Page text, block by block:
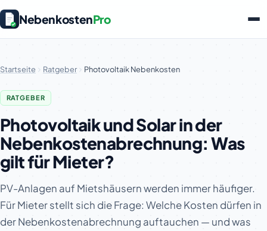
NebenkostenPro
Startseite Ratgeber Photovoltaik Nebenkosten
RATGEBER
Photovoltaik und Solar in der
Nebenkostenabrechnung: Was
gilt für Mieter?
PV-Anlagen auf Mietshäusern werden immer häufiger.
Für Mieter stellt sich die Frage: Welche Kosten dürfen in
der Nebenkostenabrechnung auftauchen — und was